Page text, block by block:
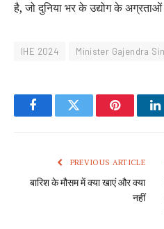
है, जो दुनिया भर के उद्योग के
IHE 2024 Minister Gajendra
FacebookTwitter Pinterest
PREVIOUS ARTICLE
बारिश के मौसम में क्या खाएं और क्या
नहीं